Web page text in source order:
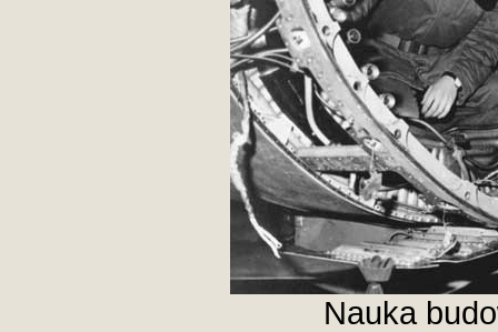
Nauka